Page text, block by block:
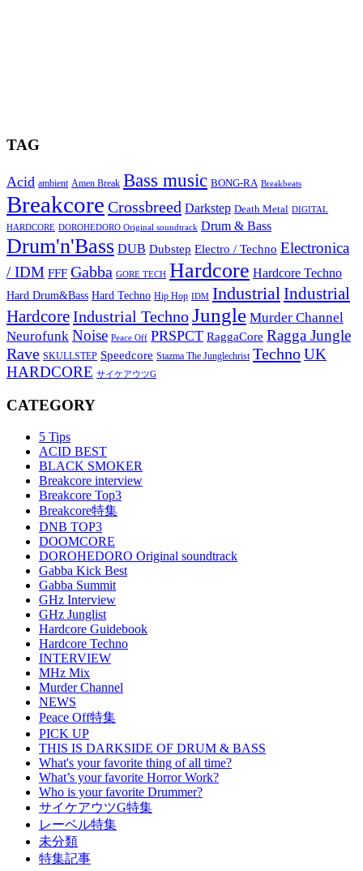
TAG
Acid ambient Amen Break Bass music BONG-RA Breakbeats
Breakcore Crossbreed Darkstep Death Metal DIGITAL
HARDCORE DOROHEDORO Original soundtrack Drum & Bass
Drum'n'Bass DUB Dubstep Electro / Techno Electronica
/ IDM FFF Gabba GORE TECH Hardcore Hardcore Techno
Hard Drum&Bass Hard Techno Hip Hop IDM IndustrialIndustrial
HardcoreIndustrial TechnoJungle Murder Channel
Neurofunk Noise Peace Off PRSPCT RaggaCore Ragga Jungle
Rave SKULLSTEP Speedcore Stazma The Junglechrist TechnoUK
HARDCORE サイケアウツG
CATEGORY
5 Tips
ACID BEST
BLACK SMOKER
Breakcore interview
Breakcore Top3
Breakcore特集
DNB TOP3
DOOMCORE
DOROHEDORO Original soundtrack
Gabba Kick Best
Gabba Summit
GHz Interview
GHz Junglist
Hardcore Guidebook
Hardcore Techno
INTERVIEW
MHz Mix
Murder Channel
NEWS
Peace Off特集
PICK UP
THIS IS DARKSIDE OF DRUM & BASS
What's your favorite thing of all time?
What’s your favorite Horror Work?
Who is your favorite Drummer?
サイケアウツG特集
レーベル特集
未分類
特集記事